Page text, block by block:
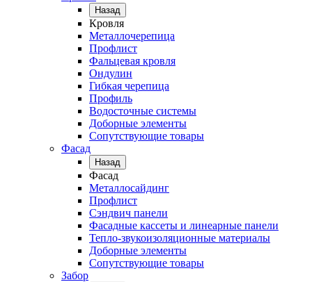
Назад
Кровля
Металлочерепица
Профлист
Фальцевая кровля
Ондулин
Гибкая черепица
Профиль
Водосточные системы
Доборные элементы
Сопутствующие товары
Фасад
Назад
Фасад
Металлосайдинг
Профлист
Сэндвич панели
Фасадные кассеты и линеарные панели
Тепло-звукоизоляционные материалы
Доборные элементы
Сопутствующие товары
Забор